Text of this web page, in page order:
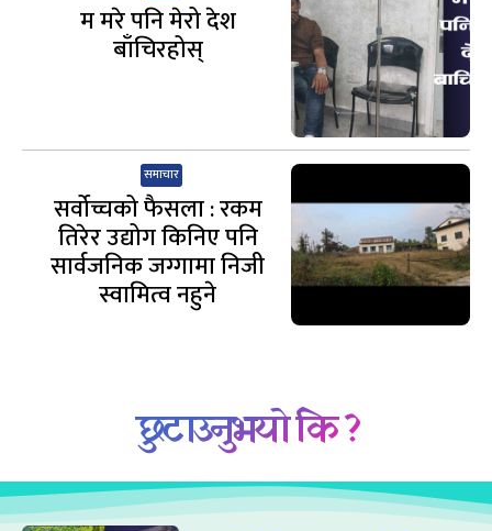
म मरे पनि मेरो देश
बाँचिरहोस्
समाचार
सर्वोच्चको फैसला : रकम
तिरेर उद्योग किनिए पनि
सार्वजनिक जग्गामा निजी
स्वामित्व नहुने
छुटाउनुभयो कि ?